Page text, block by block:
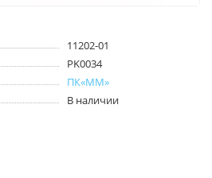
11202-01
PK0034
ПК«ММ»
В наличии